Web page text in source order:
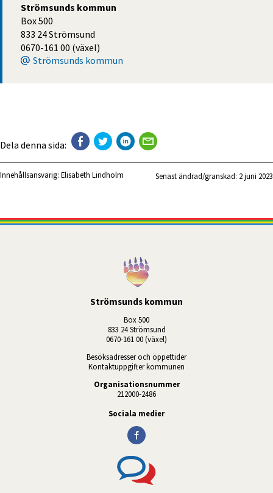
Strömsunds kommun
Box 500
833 24 Strömsund
0670-161 00 (växel)
Strömsunds kommun
Dela denna sida:
Innehållsansvarig: Elisabeth Lindholm Senast ändrad/granskad: 2 juni 2023
Strömsunds kommun
Box 500
833 24 Strömsund
0670-161 00 (växel)
Besöksadresser och öppettider
Kontaktuppgifter kommunen
Organisationsnummer
212000-2486
Sociala medier